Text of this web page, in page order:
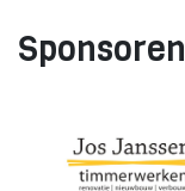
Sponsoren